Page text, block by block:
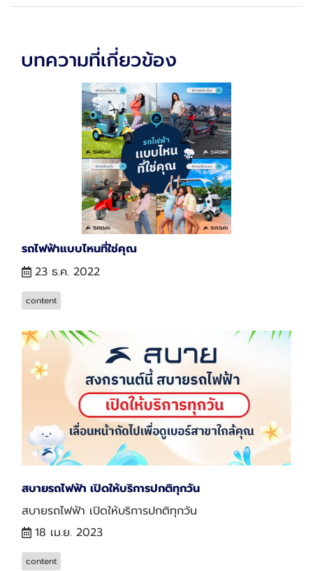
บทความที่เกี่ยวข้อง
รถไฟฟ้าแบบไหนที่ใช่คุณ
23 ธ.ค. 2022
content
สบายรถไฟฟ้า เปิดให้บริการปกติทุกวัน
สบายรถไฟฟ้า เปิดให้บริการปกติทุกวัน
18 เม.ย. 2023
content